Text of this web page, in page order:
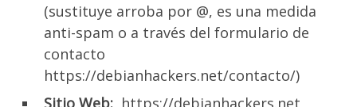
(sustituye arroba por @, es una medida
anti-spam o a través del formulario de
contacto
https://debianhackers.net/contacto/)
Sitio Web: https://debianhackers.net